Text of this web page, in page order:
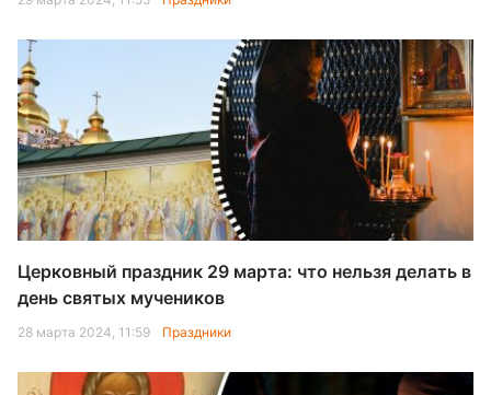
Церковный праздник 29 марта: что нельзя делать в
день святых мучеников
28 марта 2024, 11:59 Праздники